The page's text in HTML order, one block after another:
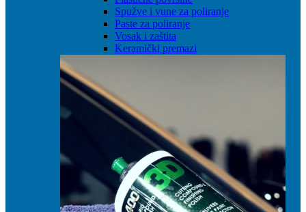
Spužve i vune za poliranje
Paste za poliranje
Vosak i zaštita
Keramički premazi